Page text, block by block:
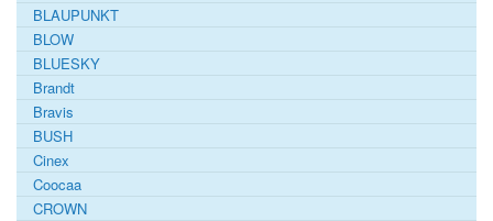
BLAUPUNKT
BLOW
BLUESKY
Brandt
Bravis
BUSH
Cinex
Coocaa
CROWN